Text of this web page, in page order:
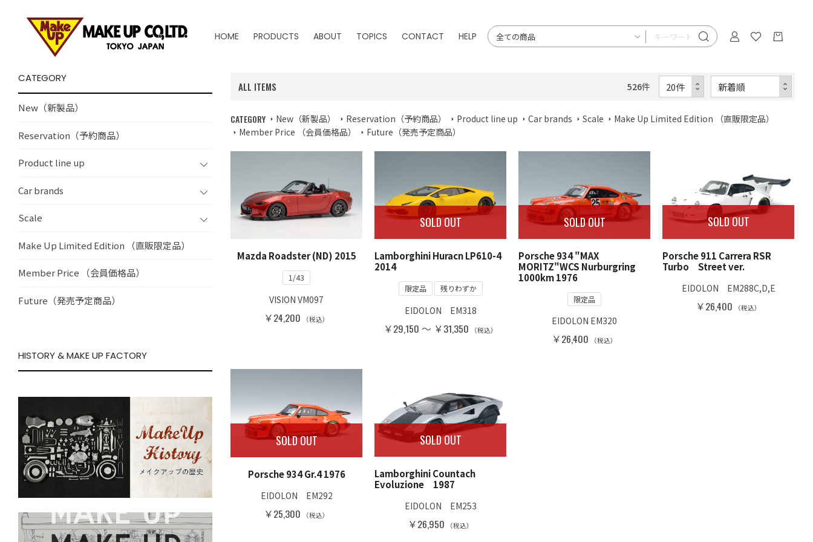
HOME PRODUCTS ABOUT TOPICS CONTACT HELP
CATEGORY
New（新製品）
Reservation（予約商品）
Product line up
Car brands
Scale
Make Up Limited Edition （直販限定品）
Member Price （会員価格品）
Future（発売予定商品）
HISTORY & MAKE UP FACTORY
ALL ITEMS 526件
CATEGORY New（新製品） Reservation（予約商品） Product line up Car brands Scale
Make Up Limited Edition （直販限定品）
Member Price （会員価格品）
Future（発売予定商品）
Mazda Roadster (ND) 2015
1/43
VISION VM097
￥24,200 （税込）
SOLD OUT
Lamborghini Huracn LP610-4
2014
限定品 残りわずか
EIDOLON EM318
￥29,150 ～ ￥31,350 （税込）
SOLD OUT
Porsche 934 "MAX
MORITZ"WCS Nurburgring
1000km 1976
限定品
EIDOLON EM320
￥26,400 （税込）
SOLD OUT
Porsche 911 Carrera RSR
Turbo Street ver.
EIDOLON EM288C,D,E
￥26,400 （税込）
SOLD OUT
Porsche 934 Gr.4 1976
EIDOLON EM292
￥25,300 （税込）
SOLD OUT
Lamborghini Countach
Evoluzione 1987
EIDOLON EM253
￥26,950 （税込）